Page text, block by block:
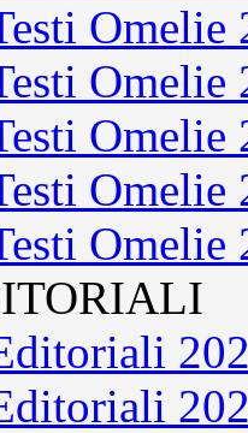
Omelie
Omelie
Omelie
Omelie
Omelie